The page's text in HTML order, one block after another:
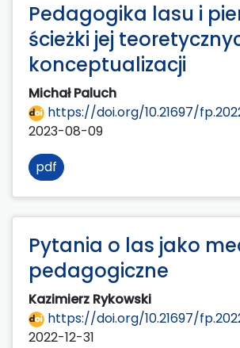
Pedagogika lasu i
ścieżki jej
konceptualizacji
Michał Paluch
https://doi.org/10.21697/
2023-08-09
pdf
Pytania o las jako
pedagogiczne
Kazimierz Rykowski
https://doi.org/10.21697/
2022-12-31